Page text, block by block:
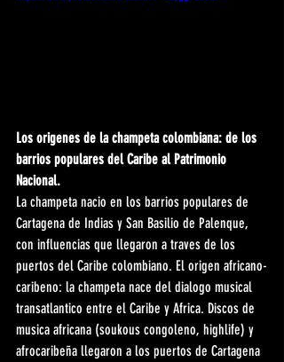
Los origenes de la champeta colombiana: de los
barrios populares del Caribe al Patrimonio
Nacional.
La champeta nacio en los barrios populares de
Cartagena de Indias y San Basilio de Palenque,
con influencias que llegaron a traves de los
puertos del Caribe colombiano. El origen africano-
caribeno: la champeta nace del dialogo musical
transatlantico entre el Caribe y Africa. Discos de
musica africana (soukous congoleno, highlife) y
afrocaribeña llegaron a los puertos de Cartagena